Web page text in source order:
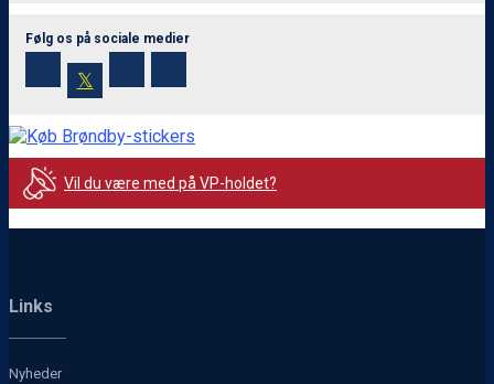
Følg os på sociale medier
𝕏
Vil du være med på VP-holdet?
Links
Nyheder